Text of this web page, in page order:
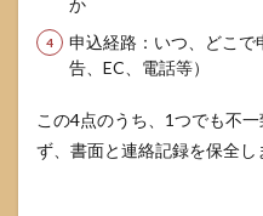
払っ
てし
まい
まし
もう
何も
でき
か
申込経路：いつ、どこ
告、EC、電話等）
この4点のうち、1つでも不
ず、書面と連絡記録を保全し